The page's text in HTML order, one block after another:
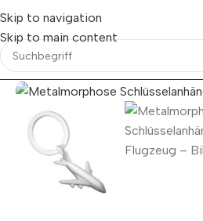
Skip to navigation
Skip to main content